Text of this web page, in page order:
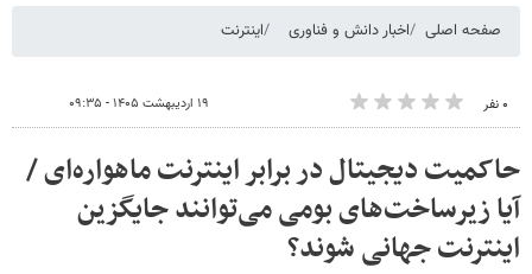
صفحه اصلی اخبار دانش و فناوری اینترنت
۰ نفر ۱۹ اردیبهشت ۱۴۰۵ - ۰۹:۳۵
حاکمیت دیجیتال در برابر اینترنت ماهواره‌ای /
آیا زیرساخت‌های بومی می‌توانند جایگزین
اینترنت جهانی شوند؟